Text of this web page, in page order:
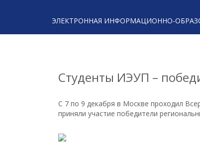
ЭЛЕКТРОННАЯ ИНФОРМАЦИОННО-
Студенты ИЭУП –
С 7 по 9 декабря в Москве проходил
приняли участие победители